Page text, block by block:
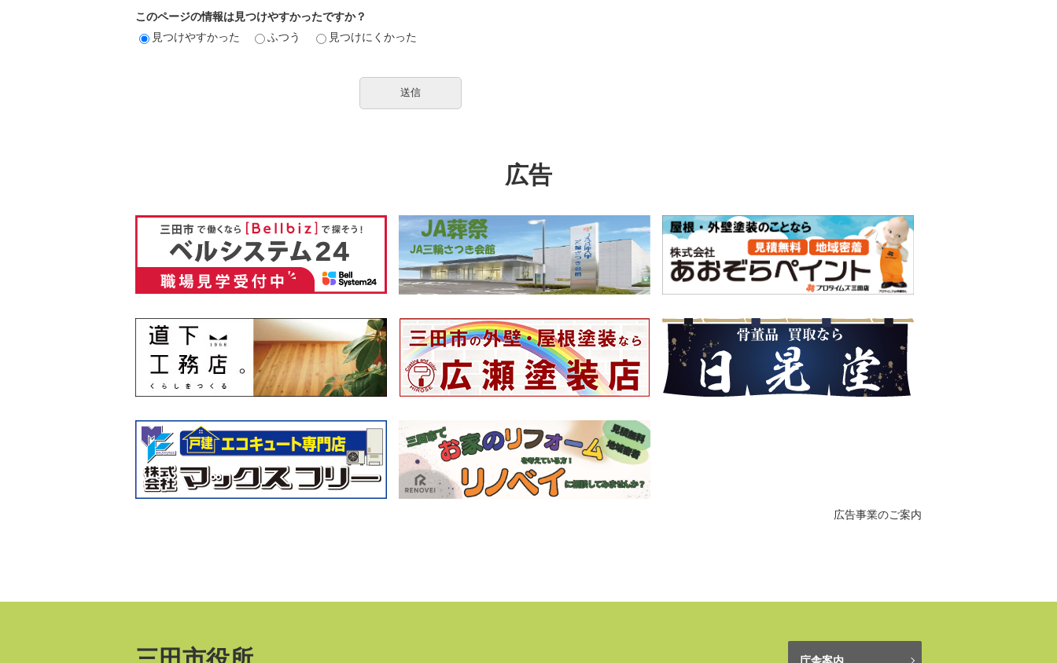
このページの情報は見つけやすかったですか？
見つけやすかった
ふつう 見つけにくかった
広告
広告事業のご案内